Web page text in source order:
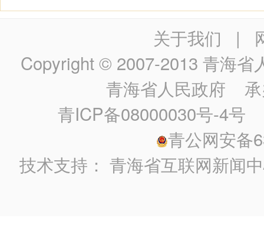
关于我们 |
Copyright © 2007-2013 青海省
青海省人民政府 承
青ICP备08000030号-4号
青公网安备
技术支持：青海省互联网新闻